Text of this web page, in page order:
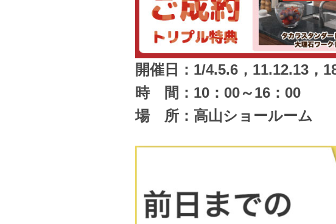
開催日：1/4.5.6，11.12.13，
時 間：10：00～16：00
場 所：高山ショールーム